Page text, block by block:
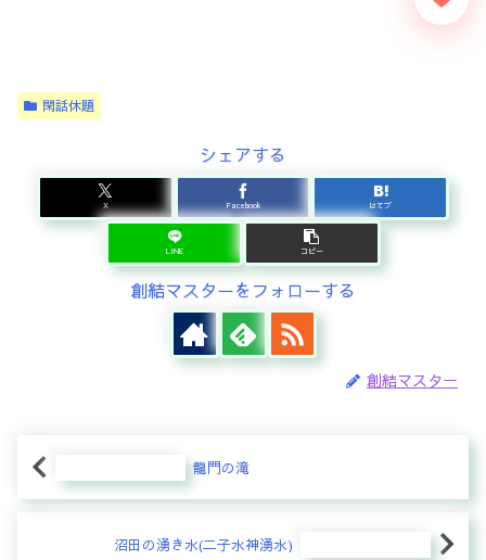
閑話休題
シェアする
X Facebook はてブ
LINE コピー
創結マスターをフォローする
創結マスター
龍門の滝
沼田の湧き水(二子水神湧水)